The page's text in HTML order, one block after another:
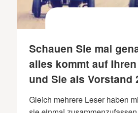
Schauen Sie mal
alles kommt auf
und Sie als Vorstand
Gleich mehrere Leser haben